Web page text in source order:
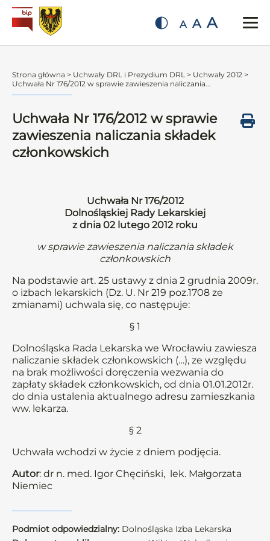
A A A
Strona główna > Uchwały DRL i Prezydium DRL > Uchwały 2012 >
Uchwała Nr 176/2012 w sprawie zawieszenia naliczania...
Uchwała Nr 176/2012 w sprawie
zawieszenia naliczania składek
członkowskich
Uchwała Nr 176/2012
Dolnośląskiej Rady Lekarskiej
z dnia 02 lutego 2012 roku
w sprawie zawieszenia naliczania składek
członkowskich
Na podstawie art. 25 ustawy z dnia 2 grudnia 2009r.
o izbach lekarskich (Dz. U. Nr 219 poz.1708 ze
zmianami) uchwala się, co następuje:
§ 1
Dolnośląska Rada Lekarska we Wrocławiu zawiesza
naliczanie składek członkowskich (…), ze względu
na brak możliwości doręczenia wezwania do
zapłaty składek członkowskich, od dnia 01.01.2012r.
do dnia ustalenia aktualnego adresu zamieszkania
ww. lekarza.
§ 2
Uchwała wchodzi w życie z dniem podjęcia.
Autor: dr n. med. Igor Chęciński, lek. Małgorzata
Niemiec
Podmiot odpowiedzialny: Dolnośląska Izba Lekarska